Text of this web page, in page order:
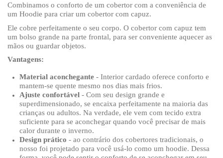
Combinamos o conforto de um cobertor com a conveniência de
um Hoodie para criar um cobertor com capuz.
Ele cobre perfeitamente o seu corpo. O cobertor com capuz tem
um bolso grande na parte frontal, para ser conveniente aquecer as
mãos ou guardar objetos.
Vantagens:
Material aconchegante - Interior cardado oferece conforto e
mantem-se quente mesmo nos dias mais frios.
Ajuste confortável - Com seu design grande e
superdimensionado, se encaixa perfeitamente na maioria das
crianças ou adultos. Na verdade, ele vem com tecido extra
suficiente para se aconchegar quando você precisar de mais
calor durante o inverno.
Design prático - ao contrário dos cobertores tradicionais, o
nosso foi projetado para você usá-lo como um hoodie. Dessa